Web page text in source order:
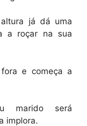
já dá uma
a roçar na sua
e começa a
marido será
implora.